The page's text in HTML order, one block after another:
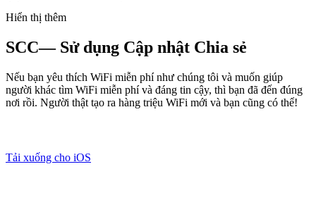
Hiển thị thêm
SCC— Sử dụng Cập nhật Chia sẻ
Nếu bạn yêu thích WiFi miễn phí như chúng tôi và muốn giúp
người khác tìm WiFi miễn phí và đáng tin cậy, thì bạn đã đến đúng
nơi rồi. Người thật tạo ra hàng triệu WiFi mới và bạn cũng có thể!
Tải xuống cho iOS